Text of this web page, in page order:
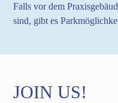
Falls vor dem
sind, gibt es
JOIN US!